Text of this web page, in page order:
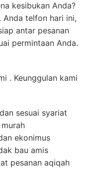
kesibukan Anda?
Anda telfon hari ini,
antar pesanan
permintaan Anda.
. Keunggulan kami
sesuai syariat
ekonimus
bau amis
pesanan aqiqah